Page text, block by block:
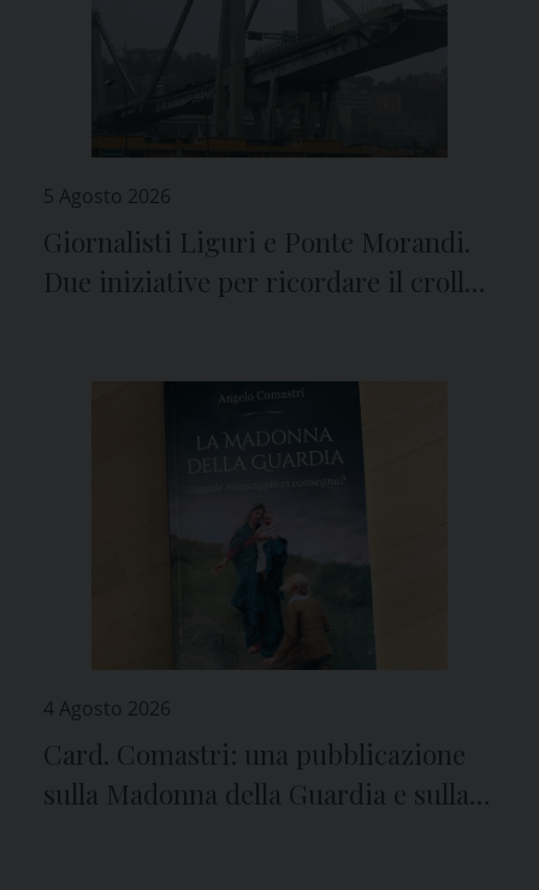
5 Agosto 2026
Giornalisti Liguri e Ponte Morandi.
Due iniziative per ricordare il crollo
4 Agosto 2026
Card. Comastri: una pubblicazione
sulla Madonna della Guardia e sulla